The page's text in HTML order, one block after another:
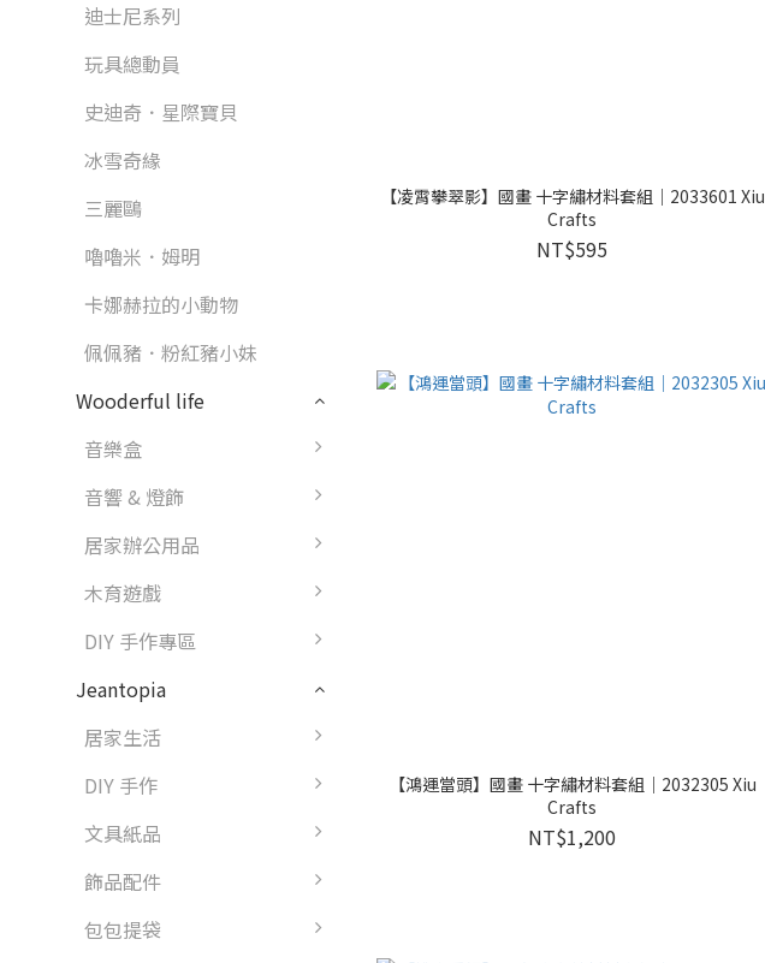
迪士尼系列
玩具總動員
史迪奇．星際寶貝
冰雪奇緣
三麗鷗
嚕嚕米．姆明
卡娜赫拉的小動物
佩佩豬．粉紅豬小妹
Wooderful life
音樂盒
音響 & 燈飾
居家辦公用品
木育遊戲
DIY 手作專區
Jeantopia
居家生活
DIY 手作
文具紙品
飾品配件
包包提袋
【凌霄攀翠影】國畫 十字繡材料套組｜2033601 Xiu
Crafts
NT$595
【鴻運當頭】國畫 十字繡材料套組｜2032305 Xiu
Crafts
NT$1,200